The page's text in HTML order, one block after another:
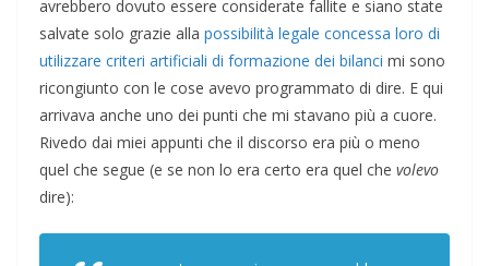
avrebbero dovuto essere considerate fallite e siano state
salvate solo grazie alla possibilità legale concessa loro di
utilizzare criteri artificiali di formazione dei bilanci mi sono
ricongiunto con le cose avevo programmato di dire. E qui
arrivava anche uno dei punti che mi stavano più a cuore.
Rivedo dai miei appunti che il discorso era più o meno
quel che segue (e se non lo era certo era quel che volevo
dire):